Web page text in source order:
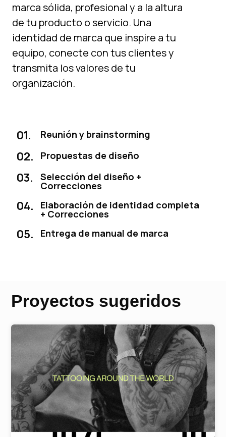
marca sólida, profesional y a la altura
de tu producto o servicio. Una
identidad de marca que inspire a tu
equipo, conecte con tus clientes y
transmita los valores de tu
organización.
01. Reunión y brainstorming
02. Propuestas de diseño
03. Selección del diseño +
Correcciones
04. Elaboración de identidad completa
+ Correcciones
05. Entrega de manual de marca
Proyectos sugeridos